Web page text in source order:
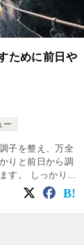
ために前日や
ー
子を整え、万全
りと前日から調
す。 しっかりと
に、前日から万
ょう。 前日の練